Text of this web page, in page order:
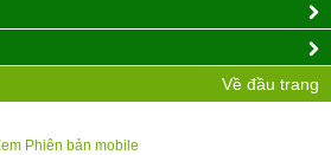
Về đầu trang
Phiên bản mobile